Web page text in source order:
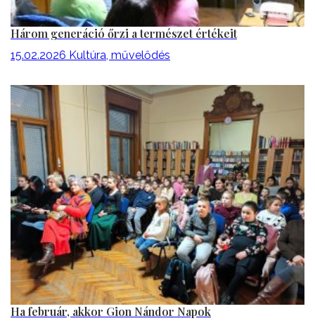
Három generáció őrzi a természet értékeit
15.02.2026 Kultúra, művelődés
Ha február, akkor Gion Nándor Napok